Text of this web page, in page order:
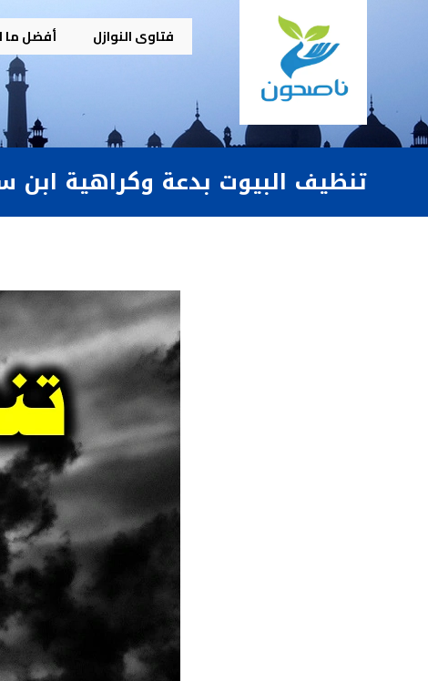
فتاوى النوازل أفضل ما
تنظيف البيوت بدعة وكراهية ابن